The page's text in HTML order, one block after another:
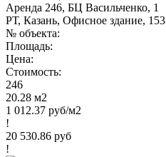
Аренда 246, БЦ Васильченко, 1
РТ, Казань, Офисное здание, 153
№ объекта:
Площадь:
Цена:
Стоимость:
246
20.28 м2
1 012.37 руб/м2
!
20 530.86 руб
!